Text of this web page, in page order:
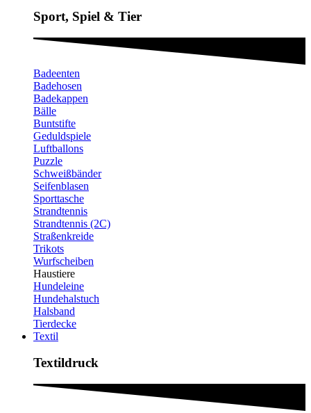
Sport, Spiel & Tier
Badeenten
Badehosen
Badekappen
Bälle
Buntstifte
Geduldspiele
Luftballons
Puzzle
Schweißbänder
Seifenblasen
Sporttasche
Strandtennis
Strandtennis (2C)
Straßenkreide
Trikots
Wurfscheiben
Haustiere
Hundeleine
Hundehalstuch
Halsband
Tierdecke
Textil
Textildruck​